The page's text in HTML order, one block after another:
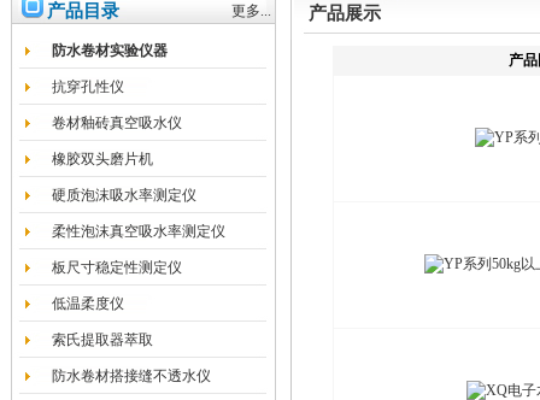
产品目录 更多...
防水卷材实验仪器
抗穿孔性仪
卷材釉砖真空吸水仪
橡胶双头磨片机
硬质泡沫吸水率测定仪
柔性泡沫真空吸水率测定仪
板尺寸稳定性测定仪
低温柔度仪
索氏提取器萃取
防水卷材搭接缝不透水仪
产品展示
产